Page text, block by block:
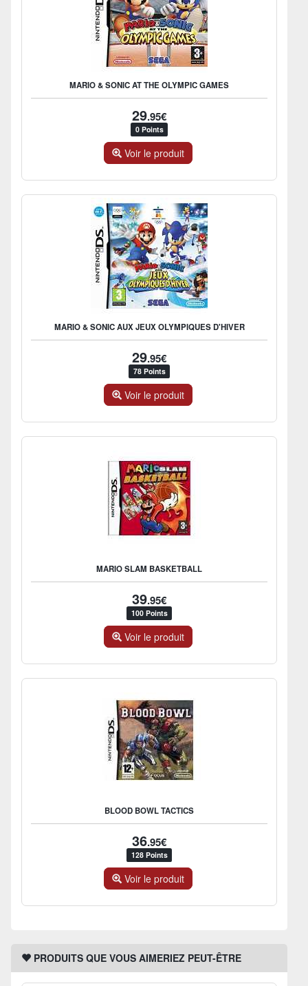
MARIO & SONIC AT THE OLYMPIC GAMES
29.95€
0 Points
Voir le produit
MARIO & SONIC AUX JEUX OLYMPIQUES D'HIVER
29.95€
78 Points
Voir le produit
MARIO SLAM BASKETBALL
39.95€
100 Points
Voir le produit
BLOOD BOWL TACTICS
36.95€
128 Points
Voir le produit
PRODUITS QUE VOUS AIMERIEZ PEUT-ÊTRE